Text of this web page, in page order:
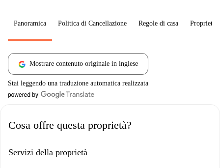
Panoramica Politica di Cancellazione Regole di casa
Mostrare contenuto originale in inglese
Stai leggendo una traduzione automatica realizzata
Cosa offre questa proprietà?
Servizi della proprietà